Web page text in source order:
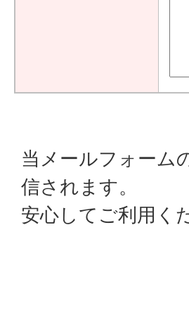
当メールフォーム
信されます。
安心してご利用く